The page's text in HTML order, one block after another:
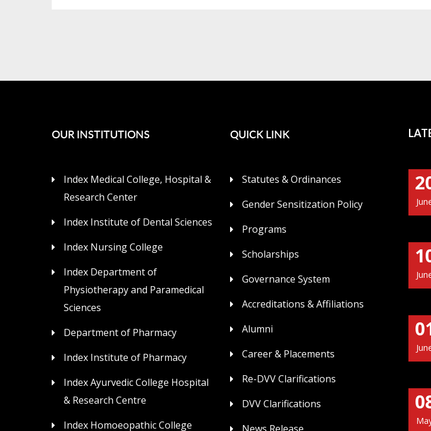
OUR INSTITUTIONS
Index Medical College, Hospital &
Research Center
Index Institute of Dental Sciences
Index Nursing College
Index Department of
Physiotherapy and Paramedical
Sciences
Department of Pharmacy
Index Institute of Pharmacy
Index Ayurvedic College Hospital
& Research Centre
Index Homoeopathic College
QUICK LINK
Statutes & Ordinances
Gender Sensitization Policy
Programs
Scholarships
Governance System
Accreditations & Affiliations
Alumni
Career & Placements
Re-DVV Clarifications
DVV Clarifications